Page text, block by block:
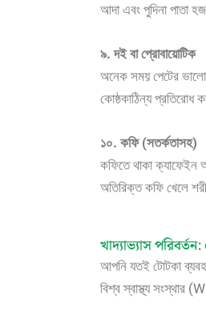
আদা এবং পুদিনা পাতা
৯. দই বা প্রোবায়োটিক
অনেক সময় পেটের ভালো
কোষ্ঠকাঠিন্য প্রতিরোধ
১০. কফি (সতর্কতাসহ)
কফিতে থাকা ক্যাফেইন
অতিরিক্ত কফি খেলে
খাদ্যাভ্যাস
আপনি যতই টোটকা
বিশ্ব স্বাস্থ্য সংস্থার